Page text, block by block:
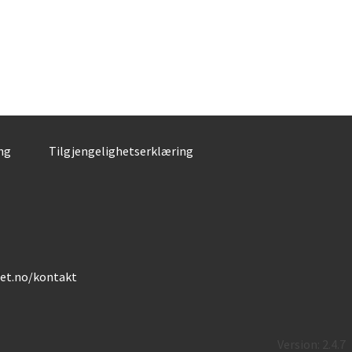
Tilgjengelighetserklæring
kontakt